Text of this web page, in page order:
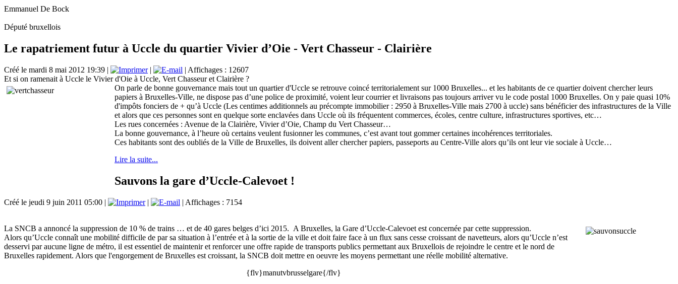
Emmanuel De Bock
Député bruxellois
Le rapatriement futur à Uccle du quartier Vivier d’Oie - Vert Chasseur - Clairière
Créé le mardi 8 mai 2012 19:39 | |
| Affichages : 12607
Et si on ramenait à Uccle le Vivier d'Oie à Uccle, Vert Chasseur et Clairière ?
On parle de bonne gouvernance mais tout un quartier d'Uccle se retrouve coincé territorialement sur 1000 Bruxelles... et les habitants de ce quartier doivent chercher leurs
papiers à Bruxelles-Ville, ne dispose pas d’une police de proximité, voient leur courrier et livraisons pas toujours arriver vu le code postal 1000 Bruxelles. On y paie quasi 10%
d'impôts fonciers de + qu’à Uccle (Les centimes additionnels au précompte immobilier : 2950 à Bruxelles-Ville mais 2700 à uccle) sans bénéficier des infrastructures de la Ville
et alors que ces personnes sont en quelque sorte enclavées dans Uccle où ils fréquentent commerces, écoles, centre culture, infrastructures sportives, etc…
Les rues concernées : Avenue de la Clairière, Vivier d’Oie, Champ du Vert Chasseur…
La bonne gouvernance, à l’heure où certains veulent fusionner les communes, c’est avant tout gommer certaines incohérences territoriales.
Ces habitants sont des oubliés de la Ville de Bruxelles, ils doivent aller chercher papiers, passeports au Centre-Ville alors qu’ils ont leur vie sociale à Uccle…
Lire la suite...
Sauvons la gare d’Uccle-Calevoet !
Créé le jeudi 9 juin 2011 05:00 | | | Affichages : 7154
La SNCB a annoncé la suppression de 10 % de trains … et de 40 gares belges d’ici 2015. A Bruxelles, la Gare d’Uccle-Calevoet est concernée par cette suppression.
Alors qu’Uccle connaît une mobilité difficile de par sa situation à l’entrée et à la sortie de la ville et doit faire face à un flux sans cesse croissant de navetteurs, alors qu’Uccle n’est
desservi par aucune ligne de métro, il est essentiel de maintenir et renforcer une offre rapide de transports publics permettant aux Bruxellois de rejoindre le centre et le nord de
Bruxelles rapidement. Alors que l'engorgement de Bruxelles est croissant, la SNCB doit mettre en oeuvre les moyens permettant une réelle mobilité alternative.
{flv}manutvbrusselgare{/flv}